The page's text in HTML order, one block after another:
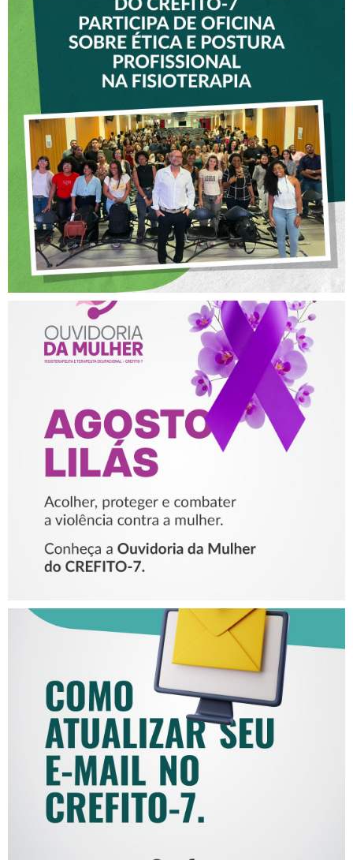
VICE-PRESIDENTE DO
CREFITO-7 PARTICIPA DE
OFICINA SOBRE ÉTICA E
POSTURA PROFISSIONAL
NA FISIOTERAPIA
AGOSTO LILÁS – ACOLHER,
PROTEGER E COMBATER A
VIOLÊNCIA CONTRA A
MULHER
COMO ATUALIZAR SEU E-
MAIL NO CREFITO-7